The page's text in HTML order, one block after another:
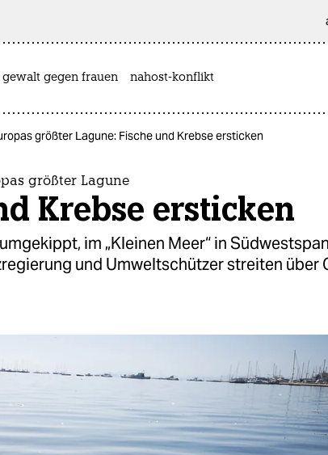
gewalt gegen frauen nahost-konflikt
größter Lagune: Fische und Krebse ersticken
größter Lagune
Krebse ersticken
im „Kleinen Meer“ in
und Umweltschützer streiten über